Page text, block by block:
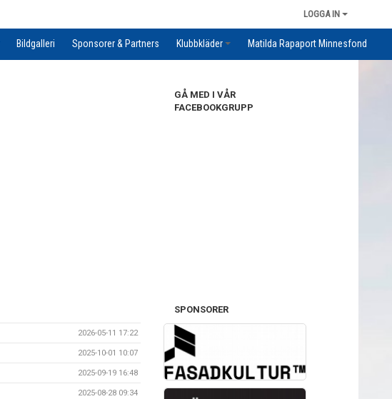
LOGGA IN
Bildgalleri Sponsorer & Partners Klubbkläder Matilda Rapaport Minnesfond
2026-05-11 17:22
2025-10-01 10:07
2025-09-19 16:48
2025-08-28 09:34
GÅ MED I VÅR
FACEBOOKGRUPP
SPONSORER